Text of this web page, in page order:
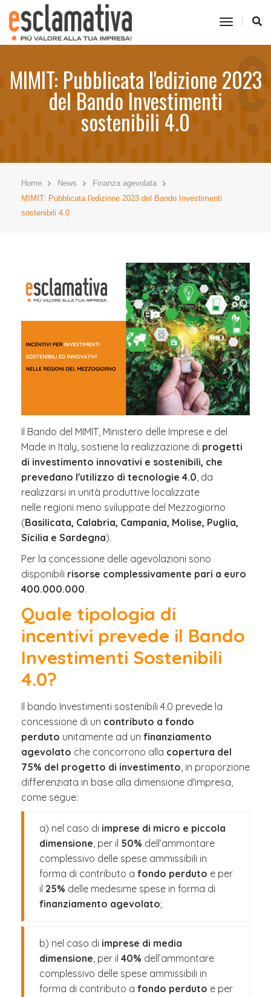
toggle
MIMIT: Pubblicata l'edizione 2023
del Bando Investimenti
sostenibili 4.0
Home News
Finanza agevolata
MIMIT: Pubblicata l'edizione 2023 del Bando Investimenti
sostenibili 4.0
Il Bando del MIMIT, Ministero delle Imprese e del
Made in Italy, sostiene la realizzazione di progetti
di investimento innovativi e sostenibili, che
prevedano l'utilizzo di tecnologie 4.0, da
realizzarsi in unità produttive localizzate
nelle regioni meno sviluppate del Mezzogiorno
(Basilicata, Calabria, Campania, Molise, Puglia,
Sicilia e Sardegna).
Per la concessione delle agevolazioni sono
disponibili risorse complessivamente pari a euro
400.000.000.
Quale tipologia di
incentivi prevede il Bando
Investimenti Sostenibili
4.0?
Il bando Investimenti sostenibili 4.0 prevede la
concessione di un contributo a fondo
perduto unitamente ad un finanziamento
agevolato che concorrono alla copertura del
75% del progetto di investimento, in proporzione
differenziata in base alla dimensione d'impresa,
come segue:
a) nel caso di imprese di micro e piccola
dimensione, per il 50% dell’ammontare
complessivo delle spese ammissibili in
forma di contributo a fondo perduto e per
il 25% delle medesime spese in forma di
finanziamento agevolato;
b) nel caso di imprese di media
dimensione, per il 40% dell’ammontare
complessivo delle spese ammissibili in
forma di contributo a fondo perduto e per